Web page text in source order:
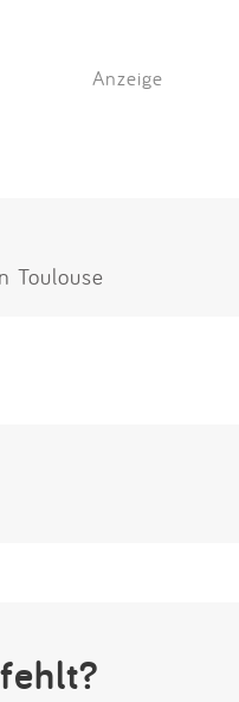
Anzeige
Toulouse